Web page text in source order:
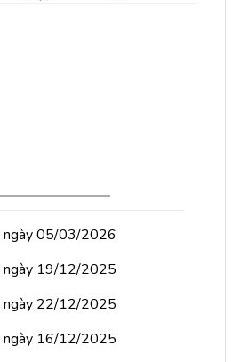
ngày 05/03/2026
ngày 19/12/2025
ngày 22/12/2025
ngày 16/12/2025